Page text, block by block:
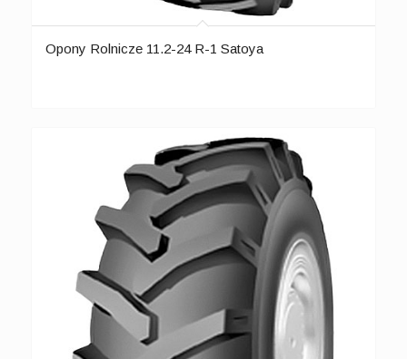
Opony Rolnicze 11.2-24 R-1 Satoya